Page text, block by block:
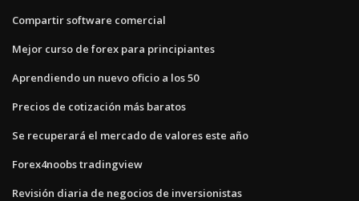
Compartir software comercial
Mejor curso de forex para principiantes
Aprendiendo un nuevo oficio a los 50
Precios de cotización más baratos
Se recuperará el mercado de valores este año
Forex4noobs tradingview
Revisión diaria de negocios de inversionistas